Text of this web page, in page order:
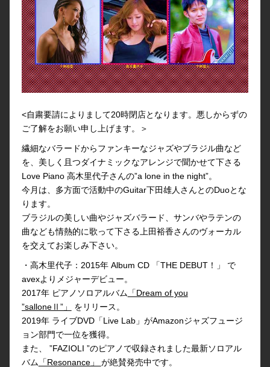
<自粛要請によりまして20時閉店となります。悪しからずの
ご了解をお願い申し上げます。＞
繊細なバラードからファンキーなジャズやブラジル曲など
を、美しく且つダイナミックなアレンジで聞かせて下さる
Love Piano 高木里代子さんの”a lone in the night”。
今月は、多方面で活動中のGuitar下田雄人さんとのDuoとな
ります。
ブラジルの美しい曲やジャズバラード、サンバやラテンの
曲なども情熱的に歌って下さる上田裕香さんのヴォーカル
を交えてお楽しみ下さい。
・高木里代子：2015年 Album CD 「THE DEBUT！」 で
avexよりメジャーデビュー。
2017年 ピアノソロアルバム 「Dream of you
”salloneⅡ”」
をリリース。
2019年 ライブDVD「Live Lab」がAmazonジャズフュージ
ョン部門で一位を獲得。
また、 ”FAZIOLI ”のピアノで収録されました最新ソロアル
バム 「Resonance」 が絶賛発売中です。